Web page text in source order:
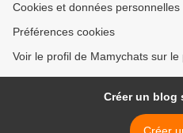
Cookies et données personnelles
Préférences cookies
Voir le profil de Mamychats sur le
Créer un blog